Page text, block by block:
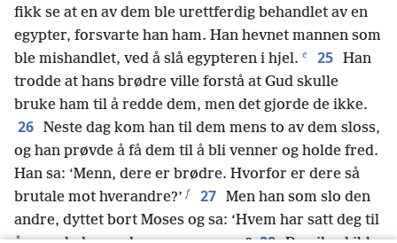
fikk se at en av dem ble urettferdig behandlet av en
egypter, forsvarte han ham. Han hevnet mannen som
ble mishandlet, ved å slå egypteren i hjel. e 25 Han
trodde at hans brødre ville forstå at Gud skulle
bruke ham til å redde dem, men det gjorde de ikke.
26 Neste dag kom han til dem mens to av dem sloss,
og han prøvde å få dem til å bli venner og holde fred.
Han sa: ‘Menn, dere er brødre. Hvorfor er dere så
brutale mot hverandre?’ f 27 Men han som slo den
andre, dyttet bort Moses og sa: ‘Hvem har satt deg til